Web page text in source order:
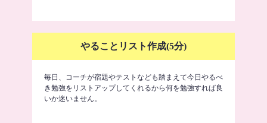
やることリスト作成(5分)
毎日、コーチが宿題やテストなども踏まえて今日やるべ
き勉強をリストアップしてくれるから何を勉強すれば良
いか迷いません。